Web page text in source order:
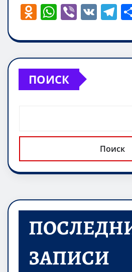
O
n
o
kl
a
ki
W
at
s
A
p
Vi
er
V T
e
ПОИСК
Поиск
ЗАПИСИ